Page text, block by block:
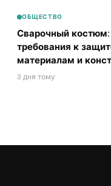
ОБЩЕСТВО
Сварочный костюм:
требования к
материалам и
3 дня тому